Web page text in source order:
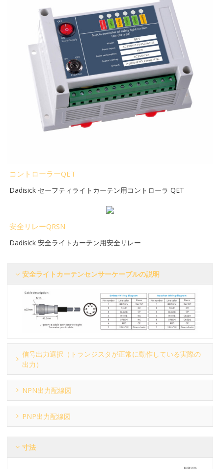
コントローラーQET
Dadisick セーフティライトカーテン用コントローラ QET
安全リレーQRSN
Dadisick 安全ライトカーテン用安全リレー
安全ライトカーテンセンサーケーブルの説明
信号出力選択（トランジスタが正常に動作している実際の
出力）
NPN出力配線図
PNP出力配線図
寸法